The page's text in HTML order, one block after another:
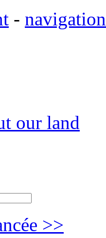
- navigation
our land
>>